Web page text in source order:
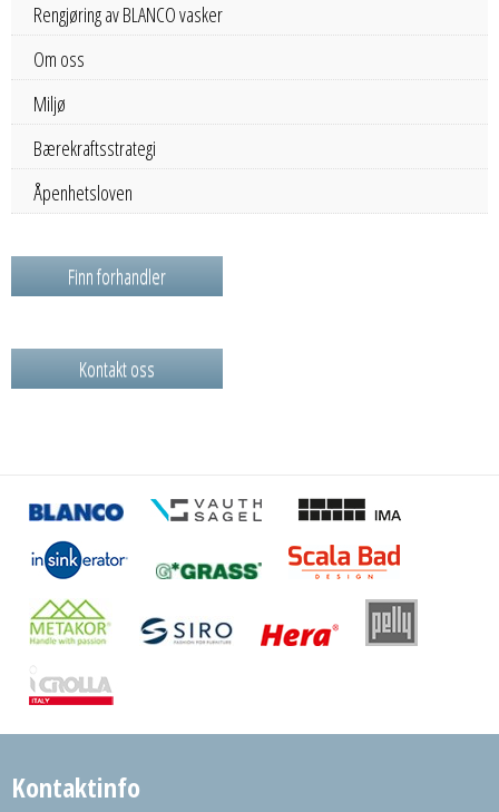
Rengjøring av BLANCO vasker
Om oss
Miljø
Bærekraftsstrategi
Åpenhetsloven
Finn forhandler
Kontakt oss
Kontaktinfo